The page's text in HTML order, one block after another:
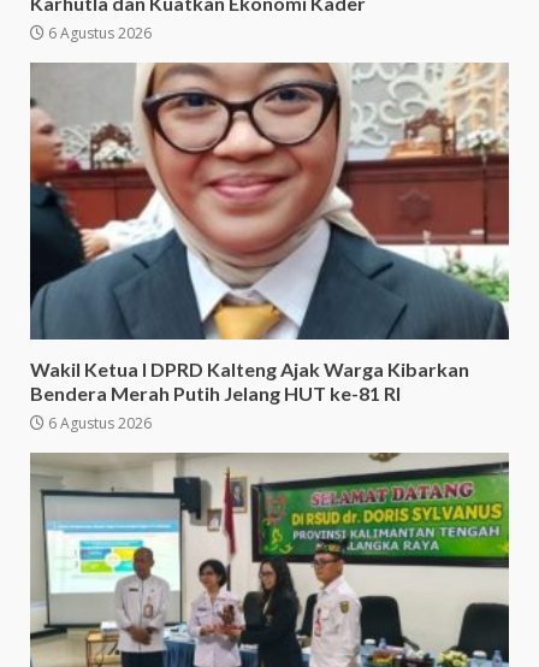
6 Agustus 2026
Wakil Ketua I DPRD Kalteng Ajak Warga Kibarkan
Bendera Merah Putih Jelang HUT ke-81 RI
6 Agustus 2026